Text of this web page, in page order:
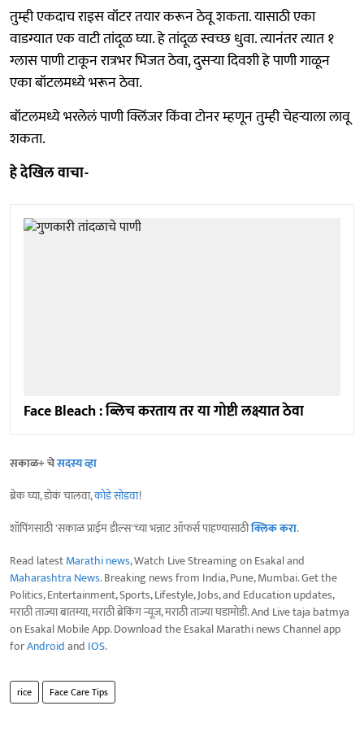
तुम्ही एकदाच राइस वॉटर तयार करून ठेवू शकता. यासाठी एका
वाडग्यात एक वाटी तांदूळ घ्या. हे तांदूळ स्वच्छ धुवा. त्यानंतर त्यात १
ग्लास पाणी टाकून रात्रभर भिजत ठेवा, दुसऱ्या दिवशी हे पाणी गाळून
एका बॉटलमध्ये भरून ठेवा.
बॉटलमध्ये भरलेलं पाणी क्लिंजर किंवा टोनर म्हणून तुम्ही चेहऱ्याला लावू
शकता.
हे देखिल वाचा-
Face Bleach : ब्लिच करताय तर या गोष्टी लक्ष्यात ठेवा
सकाळ+ चेसदस्य व्हा
ब्रेक घ्या, डोकं चालवा,कोडे सोडवा!
शॉपिंगसाठी 'सकाळ प्राईम डील्स'च्या भन्नाट ऑफर्स पाहण्यासाठीक्लिक करा.
Read latestMarathi news, Watch Live Streaming on Esakal and
Maharashtra News. Breaking news from India, Pune, Mumbai. Get the
Politics, Entertainment, Sports, Lifestyle, Jobs, and Education updates,
मराठी ताज्या बातम्या, मराठी ब्रेकिंग न्यूज, मराठी ताज्या घडामोडी. And Live taja batmya
on Esakal Mobile App. Download the Esakal Marathi news Channel app
forAndroidand IOS.
rice Face Care Tips